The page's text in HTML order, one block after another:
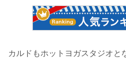
カルドもホットヨガスタジオと